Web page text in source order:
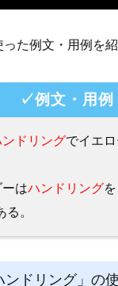
た例文・用例を紹
✓例文・用例
ンドリングでイエ
はハンドリング
。
ンドリング」の